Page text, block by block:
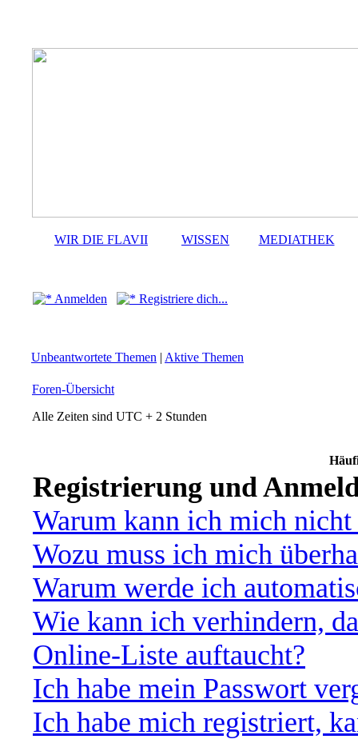
WIR DIE FLAVII WISSEN MEDIATHEK
Anmelden Registriere dich...
Unbeantwortete Themen | Aktive Themen
Foren-Übersicht
Alle Zeiten sind UTC + 2 Stunden
Registrierung und
Warum kann ich mich nicht
Wozu muss ich mich
Warum werde ich
Wie kann ich verhindern,
Online-Liste auftaucht?
Ich habe mein Passwort
Ich habe mich registriert,